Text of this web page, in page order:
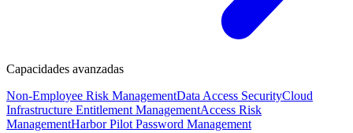
Capacidades avanzadas
Non-Employee Risk ManagementData Access SecurityCloud
Infrastructure Entitlement ManagementAccess Risk
ManagementHarbor Pilot Password Management